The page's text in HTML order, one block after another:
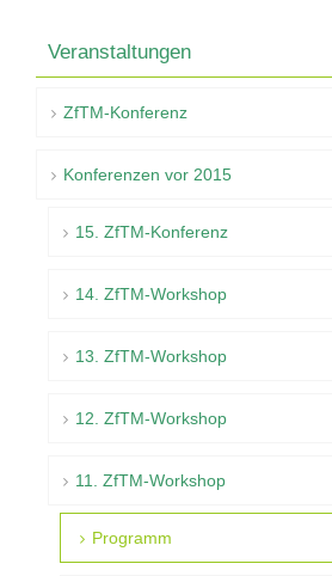
Veranstaltungen
ZfTM-Konferenz
Konferenzen vor 2015
15. ZfTM-Konferenz
14. ZfTM-Workshop
13. ZfTM-Workshop
12. ZfTM-Workshop
11. ZfTM-Workshop
Programm